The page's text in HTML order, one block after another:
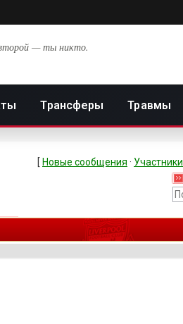
— ты никто.
Трансферы Травмы
[ Новые сообщения · Участники